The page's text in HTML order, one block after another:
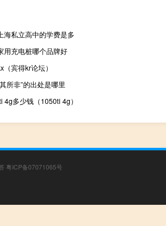
海私立高中的学费是多
用充电桩哪个品牌好
（宾得kr论坛）
所非”的出处是哪里
4g多少钱（1050ti 4g）
粤ICP备07071065号